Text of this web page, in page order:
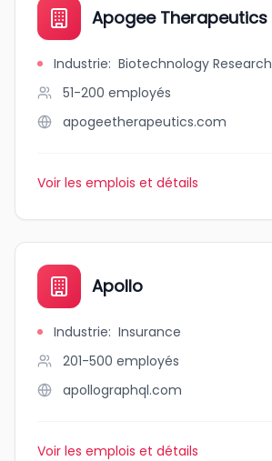
Apogee Therapeutics
Industrie: Biotechnology Research
51-200 employés
apogeetherapeutics.com
Voir les emplois et détails
Apollo
Industrie: Insurance
201-500 employés
apollographql.com
Voir les emplois et détails